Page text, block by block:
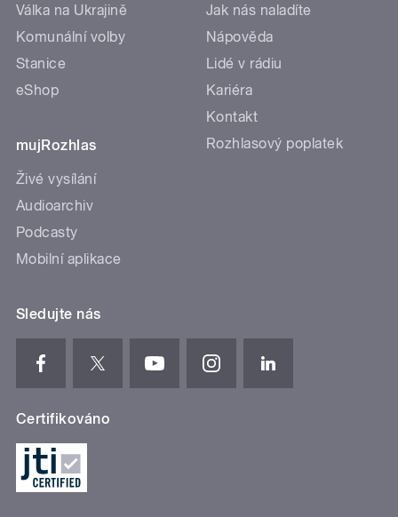
Válka na Ukrajině
Komunální volby
Stanice
eShop
mujRozhlas
Živé vysílání
Audioarchiv
Podcasty
Mobilní aplikace
Jak nás naladíte
Nápověda
Lidé v rádiu
Kariéra
Kontakt
Rozhlasový poplatek
Sledujte nás
Certifikováno